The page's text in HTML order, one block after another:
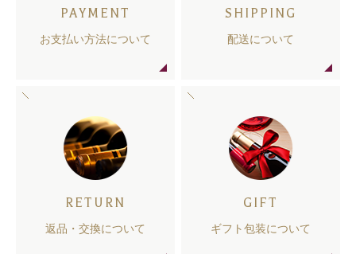
PAYMENT
お支払い方法について
SHIPPING
配送について
RETURN
返品・交換について
GIFT
ギフト包装について